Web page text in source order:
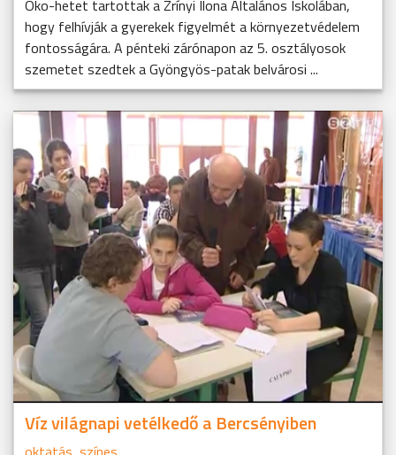
Öko-hetet tartottak a Zrínyi Ilona Általános Iskolában,
hogy felhívják a gyerekek figyelmét a környezetvédelem
fontosságára. A pénteki zárónapon az 5. osztályosok
szemetet szedtek a Gyöngyös-patak belvárosi ...
Víz világnapi vetélkedő a Bercsényiben